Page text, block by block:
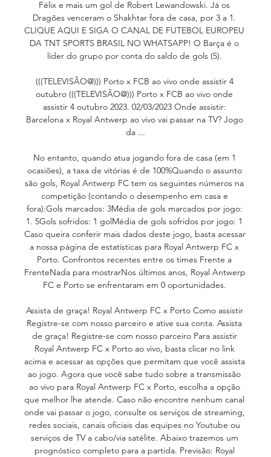
Félix e mais um gol de Robert Lewandowski. Já os
Dragões venceram o Shakhtar fora de casa, por 3 a 1.
CLIQUE AQUI E SIGA O CANAL DE FUTEBOL EUROPEU
DA TNT SPORTS BRASIL NO WHATSAPP! O Barça é o
líder do grupo por conta do saldo de gols (5).
(((TELEVISÃO@))) Porto x FCB ao vivo onde assistir 4
outubro (((TELEVISÃO@))) Porto x FCB ao vivo onde
assistir 4 outubro 2023. 02/03/2023 Onde assistir:
Barcelona x Royal Antwerp ao vivo vai passar na TV? Jogo
da ...
No entanto, quando atua jogando fora de casa (em 1
ocasiões), a taxa de vitórias é de 100%Quando o assunto
são gols, Royal Antwerp FC tem os seguintes números na
competição (contando o desempenho em casa e
fora):Gols marcados: 3Média de gols marcados por jogo:
1. 5Gols sofridos: 1 golMédia de gols sofridos por jogo: 1
Caso queira conferir mais dados deste jogo, basta acessar
a nossa página de estatísticas para Royal Antwerp FC x
Porto. Confrontos recentes entre os times Frente a
FrenteNada para mostrarNos últimos anos, Royal Antwerp
FC e Porto se enfrentaram em 0 oportunidades.
Assista de graça! Royal Antwerp FC x Porto Como assistir
Registre-se com nosso parceiro e ative sua conta. Assista
de graça! Registre-se com nosso parceiro Para assistir
Royal Antwerp FC x Porto ao vivo, basta clicar no link
acima e acessar as opções que permitam que você assista
ao jogo. Agora que você sabe tudo sobre a transmissão
ao vivo para Royal Antwerp FC x Porto, escolha a opção
que melhor lhe atende. Caso não encontre nenhum canal
onde vai passar o jogo, consulte os serviços de streaming,
redes sociais, canais oficiais das equipes no Youtube ou
serviços de TV a cabo/via satélite. Abaixo trazemos um
prognóstico completo para a partida. Previsão: Royal